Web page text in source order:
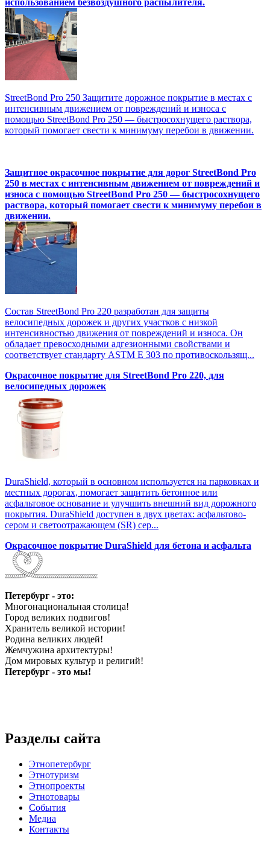
использованием безвоздушного распылителя.
StreetBond Pro 250 Защитите дорожное покрытие в местах с
интенсивным движением от повреждений и износа с
помощью StreetBond Pro 250 — быстросохнущего раствора,
который помогает свести к минимуму перебои в движении.
Защитное окрасочное покрытие для дорог StreetBond Pro
250 в местах с интенсивным движением от повреждений и
износа с помощью StreetBond Pro 250 — быстросохнущего
раствора, который помогает свести к минимуму перебои в
движении.
Состав StreetBond Pro 220 разработан для защиты
велосипедных дорожек и других участков с низкой
интенсивностью движения от повреждений и износа. Он
обладает превосходными адгезионными свойствами и
соответствует стандарту ASTM E 303 по противоскользящ...
Окрасочное покрытие для StreetBond Pro 220, для
велосипедных дорожек
DuraShield, который в основном используется на парковках и
местных дорогах, помогает защитить бетонное или
асфальтовое основание и улучшить внешний вид дорожного
покрытия. DuraShield доступен в двух цветах: асфальтово-
сером и светоотражающем (SR) сер...
Окрасочное покрытие DuraShield для бетона и асфальта
Петербург - это:
Многонациональная столица!
Город великих подвигов!
Хранитель великой истории!
Родина великих людей!
Жемчужина архитектуры!
Дом мировых культур и религий!
Петербург - это мы!
Разделы сайта
Этнопетербург
Этнотуризм
Этнопроекты
Этнотовары
События
Медиа
Контакты